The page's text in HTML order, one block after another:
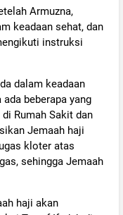
Armuzna,
keadaan sehat, dan
instruksi
dalam keadaan
beberapa yang
Rumah Sakit dan
Jemaah haji
kloter atas
sehingga Jemaah
haji akan